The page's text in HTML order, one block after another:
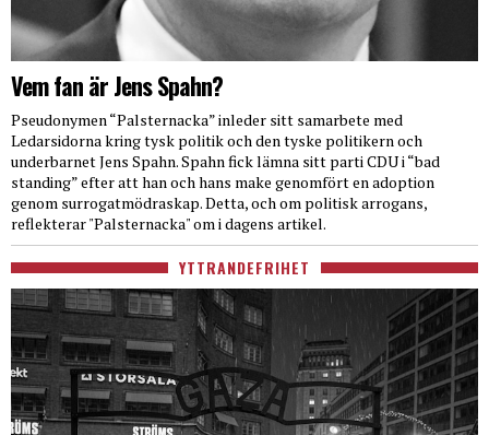
Vem fan är Jens Spahn?
Pseudonymen “Palsternacka” inleder sitt samarbete med
Ledarsidorna kring tysk politik och den tyske politikern och
underbarnet Jens Spahn. Spahn fick lämna sitt parti CDU i “bad
standing” efter att han och hans make genomfört en adoption
genom surrogatmödraskap. Detta, och om politisk arrogans,
reflekterar "Palsternacka" om i dagens artikel.
YTTRANDEFRIHET